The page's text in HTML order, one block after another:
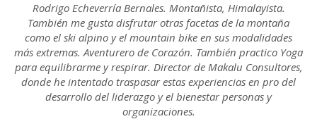
Rodrigo Echeverría Bernales. Montañista, Himalayista.
También me gusta disfrutar otras facetas de la montaña
como el ski alpino y el mountain bike en sus modalidades
más extremas. Aventurero de Corazón. También practico Yoga
para equilibrarme y respirar. Director de Makalu Consultores,
donde he intentado traspasar estas experiencias en pro del
desarrollo del liderazgo y el bienestar personas y
organizaciones.